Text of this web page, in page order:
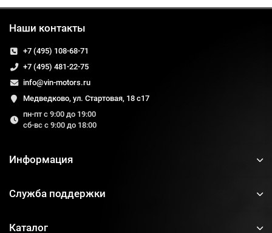
Наши контакты
+7 (495) 108-68-71
+7 (495) 481-22-75
info@vin-motors.ru
Медведково, ул. Стартовая, 18 с17
пн-пт с 9:00 до 19:00
сб-вс с 9:00 до 18:00
Информация
Служба поддержки
Каталог